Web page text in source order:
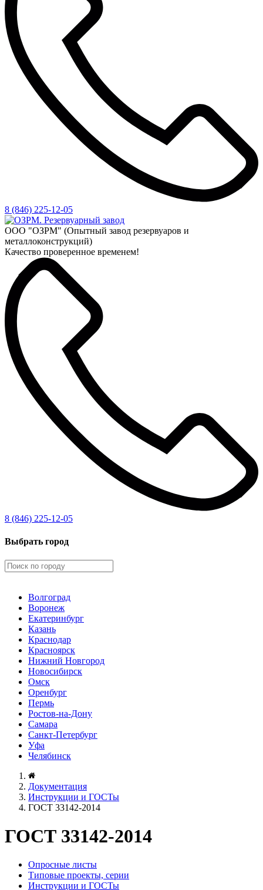
8 (846) 225-12-05
ООО "ОЗРМ" (Опытный завод резервуаров и
металлоконструкций)
Качество проверенное временем!
8 (846) 225-12-05
Выбрать город
Волгоград
Воронеж
Екатеринбург
Казань
Краснодар
Красноярск
Нижний Новгород
Новосибирск
Омск
Оренбург
Пермь
Ростов-на-Дону
Самара
Санкт-Петербург
Уфа
Челябинск
Документация
Инструкции и ГОСТы
ГОСТ 33142-2014
ГОСТ 33142-2014
Опросные листы
Типовые проекты, серии
Инструкции и ГОСТы